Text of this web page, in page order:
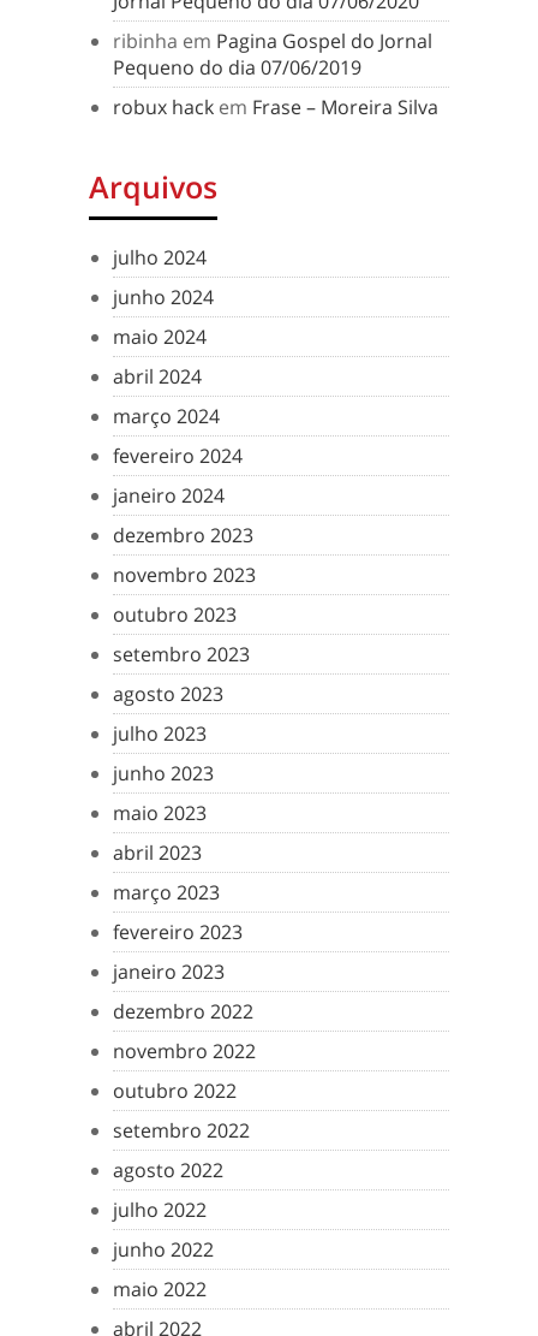
ribinha em Pagina Gospel do Jornal
Pequeno do dia 07/06/2019
robux hack em Frase – Moreira Silva
Arquivos
julho 2024
junho 2024
maio 2024
abril 2024
março 2024
fevereiro 2024
janeiro 2024
dezembro 2023
novembro 2023
outubro 2023
setembro 2023
agosto 2023
julho 2023
junho 2023
maio 2023
abril 2023
março 2023
fevereiro 2023
janeiro 2023
dezembro 2022
novembro 2022
outubro 2022
setembro 2022
agosto 2022
julho 2022
junho 2022
maio 2022
abril 2022